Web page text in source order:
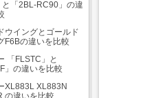
と「2BL-RC90」の違
ウイングとゴールド
F6Bの違いを比較
「FLSTC」と
」の違いを比較
XL883L XL883N
の違いを比較